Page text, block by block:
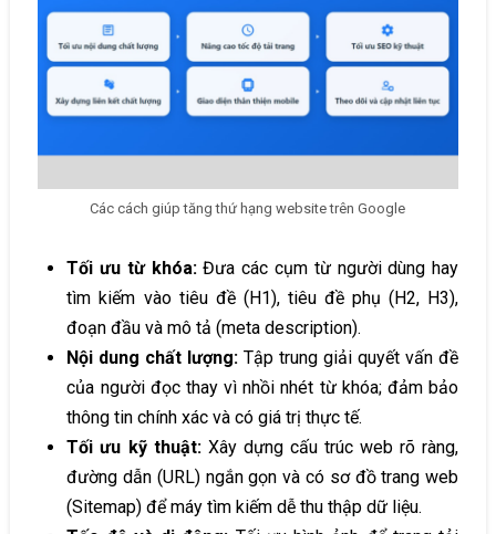
Các cách giúp tăng thứ hạng website trên Google
Tối ưu từ khóa:Đưa các cụm từ người dùng hay
tìm kiếm vào tiêu đề (H1), tiêu đề phụ (H2, H3),
đoạn đầu và mô tả (meta description).
Nội dung chất lượng: Tập trung giải quyết vấn đề
của người đọc thay vì nhồi nhét từ khóa; đảm bảo
thông tin chính xác và có giá trị thực tế.
Tối ưu kỹ thuật:Xây dựng cấu trúc web rõ ràng,
đường dẫn (URL) ngắn gọn và có sơ đồ trang web
(Sitemap) để máy tìm kiếm dễ thu thập dữ liệu.